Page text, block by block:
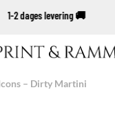
1-2 dages levering 🚚
– Dirty Martini